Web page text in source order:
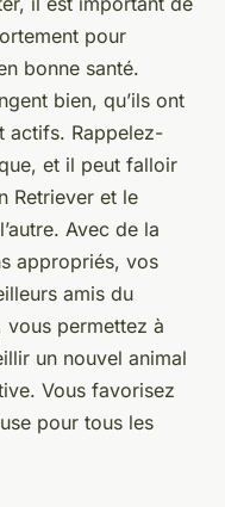
pour
bonne santé.
bien, qu’ils ont
actifs. Rappelez-
et il peut falloir
Retriever et le
Avec de la
appropriés, vos
amis du
vous permettez à
un nouvel animal
Vous favorisez
pour tous les